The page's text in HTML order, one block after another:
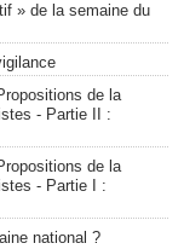
» de la semaine du
de la
- Partie II :
de la
- Partie I :
national ?